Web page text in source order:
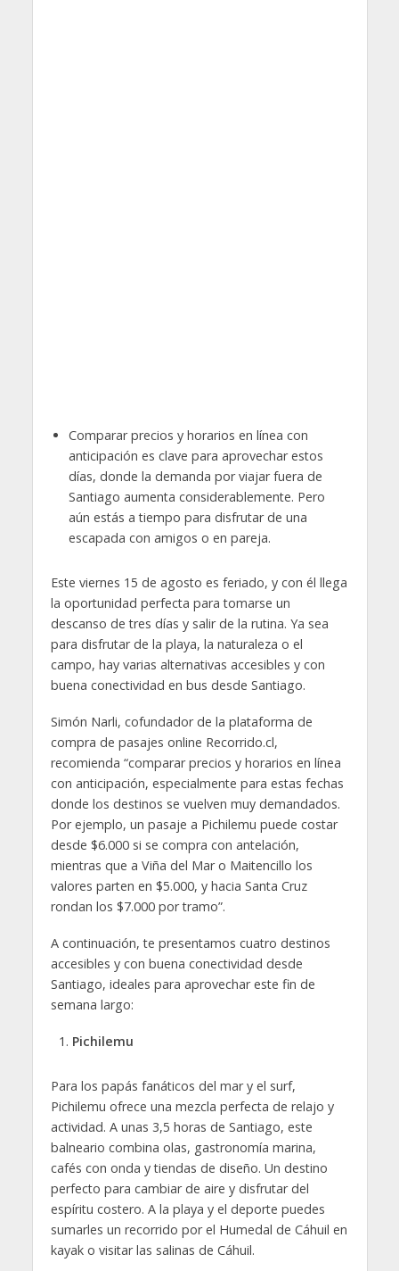
Comparar precios y horarios en línea con
anticipación es clave para aprovechar estos
días, donde la demanda por viajar fuera de
Santiago aumenta considerablemente. Pero
aún estás a tiempo para disfrutar de una
escapada con amigos o en pareja.
Este viernes 15 de agosto es feriado, y con él llega
la oportunidad perfecta para tomarse un
descanso de tres días y salir de la rutina. Ya sea
para disfrutar de la playa, la naturaleza o el
campo, hay varias alternativas accesibles y con
buena conectividad en bus desde Santiago.
Simón Narli, cofundador de la plataforma de
compra de pasajes online Recorrido.cl,
recomienda “comparar precios y horarios en línea
con anticipación, especialmente para estas fechas
donde los destinos se vuelven muy demandados.
Por ejemplo, un pasaje a Pichilemu puede costar
desde $6.000 si se compra con antelación,
mientras que a Viña del Mar o Maitencillo los
valores parten en $5.000, y hacia Santa Cruz
rondan los $7.000 por tramo”.
A continuación, te presentamos cuatro destinos
accesibles y con buena conectividad desde
Santiago, ideales para aprovechar este fin de
semana largo:
Pichilemu
Para los papás fanáticos del mar y el surf,
Pichilemu ofrece una mezcla perfecta de relajo y
actividad. A unas 3,5 horas de Santiago, este
balneario combina olas, gastronomía marina,
cafés con onda y tiendas de diseño. Un destino
perfecto para cambiar de aire y disfrutar del
espíritu costero. A la playa y el deporte puedes
sumarles un recorrido por el Humedal de Cáhuil en
kayak o visitar las salinas de Cáhuil.